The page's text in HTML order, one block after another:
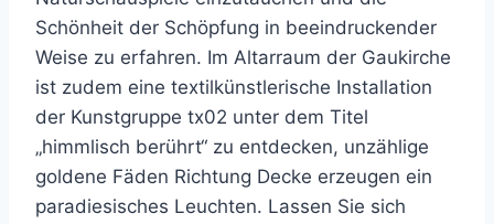
Schönheit der Schöpfung in beeindruckender
Weise zu erfahren. Im Altarraum der Gaukirche
ist zudem eine textilkünstlerische Installation
der Kunstgruppe tx02 unter dem Titel
„himmlisch berührt“ zu entdecken, unzählige
goldene Fäden Richtung Decke erzeugen ein
paradiesisches Leuchten. Lassen Sie sich